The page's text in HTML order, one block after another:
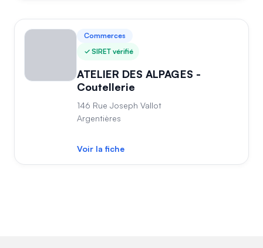
Commerces
SIRET vérifié
ATELIER DES ALPAGES -
Coutellerie
146 Rue Joseph Vallot
Argentières
Voir la fiche